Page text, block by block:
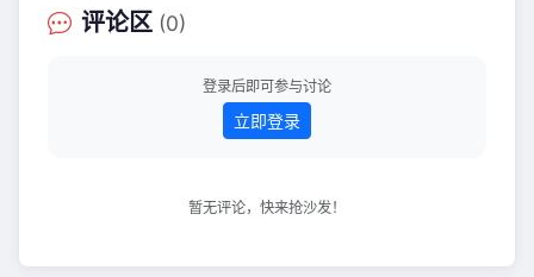
领域实现重大原始创新、技术达国际先
进水平，且对车规芯片产业链自主安全
显行业对技术创新与产业价值的认可。
车规优势显著 坚定研发驱动
评论区 (0)
登录后即可参与讨论
立即登录
暂无评论，快来抢沙发！